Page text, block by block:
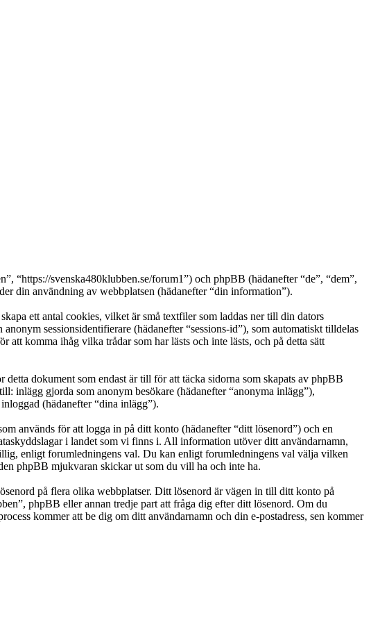
“https://svenska480klubben.se/forum1”) och phpBB (hädanefter “de”, “dem”,
din användning av webbplatsen (hädanefter “din information”).
ett antal cookies, vilket är små textfiler som laddas ner till din dators
sessionsidentifierare (hädanefter “sessions-id”), som automatiskt tilldelas
komma ihåg vilka trådar som har lästs och inte lästs, och på detta sätt
dokument som endast är till för att täcka sidorna som skapats av phpBB
inlägg gjorda som anonym besökare (hädanefter “anonyma inlägg”),
(hädanefter “dina inlägg”).
används för att logga in på ditt konto (hädanefter “ditt lösenord”) och en
i landet som vi finns i. All information utöver ditt användarnamn,
enligt forumledningens val. Du kan enligt forumledningens val välja vilken
phpBB mjukvaran skickar ut som du vill ha och inte ha.
på flera olika webbplatser. Ditt lösenord är vägen in till ditt konto på
phpBB eller annan tredje part att fråga dig efter ditt lösenord. Om du
kommer att be dig om ditt användarnamn och din e-postadress, sen kommer